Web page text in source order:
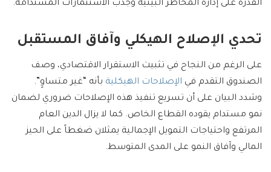
القدرة على إدارة المخاطر البيئية وجذب الاستثمارات المستدامة.
تحدي الإصلاح الهيكلي وآفاق المستقبل
على الرغم من النجاح في تثبيت الاستقرار الاقتصادي، وصف
الصندوق التقدم في الإصلاحات الهيكلية بأنه “غير متساوٍ”.
وشدد البيان على أن تسريع تنفيذ هذه الإصلاحات ضروري لضمان
نمو مستدام يقوده القطاع الخاص. كما لا يزال الدين العام
المرتفع واحتياجات التمويل الإجمالية يمثلان ضغطاً على الحيز
المالي وآفاق النمو على المدى المتوسط.